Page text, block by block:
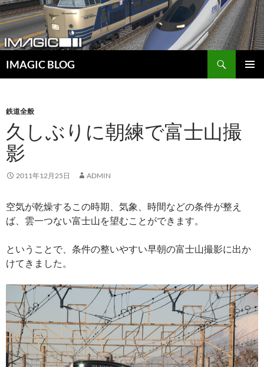
コ
ン
テ
ン
ツ
へ
キ
プ
IMAGIC BLOG
索
鉄道全般
久しぶりに朝練で富士山撮
影
2011年12月25日 ADMIN
空気が乾燥するこの時期、気象、時間などの条件が整え
ば、雲一つない富士山を望むことができます。
ということで、条件の整いやすい早朝の富士山撮影に出か
けてきました。